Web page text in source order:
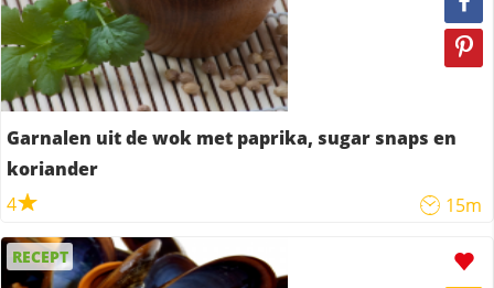
Garnalen uit de wok met paprika, sugar snaps en
koriander
4
15m
RECEPT